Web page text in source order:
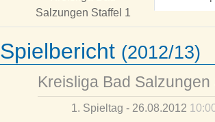
Salzungen Staffel 1
Spielbericht (2012/13)
Kreisliga Bad Salzungen
1. Spieltag - 26.08.2012